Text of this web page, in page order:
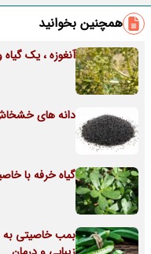
همچنین بخوانید
آنغوزه ، یک
دانه های
گیاه خرفه با
بمب خاصیتی به